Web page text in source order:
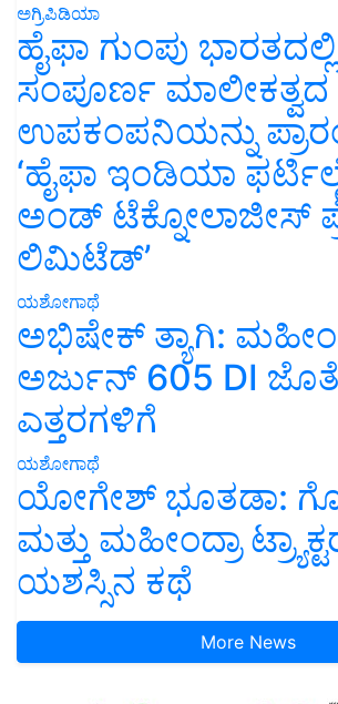
ಅಗ್ರಿಪಿಡಿಯಾ
ಹೈಫಾ ಗುಂಪು ಭಾರತದಲ್ಲಿ
ಸಂಪೂರ್ಣ ಮಾಲೀಕತ್ವದ
ಉಪಕಂಪನಿಯನ್ನು
‘ಹೈಫಾ ಇಂಡಿಯಾ
ಅಂಡ್ ಟೆಕ್ನೋಲಾಜೀಸ್
ಲಿಮಿಟೆಡ್’
ಯಶೋಗಾಥೆ
ಅಭಿಷೇಕ್ ತ್ಯಾಗಿ:
ಅರ್ಜುನ್ 605 DI
ಎತ್ತರಗಳಿಗೆ
ಯಶೋಗಾಥೆ
ಯೋಗೇಶ್ ಭೂತಡಾ:
ಮತ್ತು ಮಹೀಂದ್ರಾ
ಯಶಸ್ಸಿನ ಕಥೆ
More News